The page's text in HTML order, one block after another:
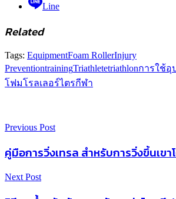
Line
Related
Tags: EquipmentFoam RollerInjury
PreventiontrainingTriathletetriathlonการใช้
โฟมโรลเลอร์ไตรกีฬา
Previous Post
คู่มือการวิ่งเทรล สำหรับการวิ่งขึ้นเขา
Next Post